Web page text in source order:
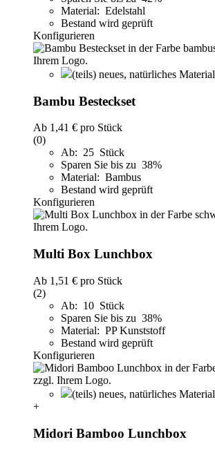
Material: Edelstahl
Bestand wird geprüft
Konfigurieren
(teils) neues, natürliches Material
Bambu Besteckset
Ab 1,41 € pro Stück
(0)
Ab: 25 Stück
Sparen Sie bis zu 38%
Material: Bambus
Bestand wird geprüft
Konfigurieren
Multi Box Lunchbox
Ab 1,51 € pro Stück
(2)
Ab: 10 Stück
Sparen Sie bis zu 38%
Material: PP Kunststoff
Bestand wird geprüft
Konfigurieren
(teils) neues, natürliches Material
+
Midori Bamboo Lunchbox